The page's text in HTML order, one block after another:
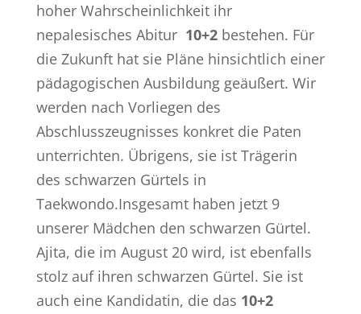
hoher Wahrscheinlichkeit ihr
nepalesisches Abitur 10+2bestehen. Für
die Zukunft hat sie Pläne hinsichtlich einer
pädagogischen Ausbildung geäußert. Wir
werden nach Vorliegen des
Abschlusszeugnisses konkret die Paten
unterrichten. Übrigens, sie ist Trägerin
des schwarzen Gürtels in
Taekwondo.Insgesamt haben jetzt 9
unserer Mädchen den schwarzen Gürtel.
Ajita, die im August 20 wird, ist ebenfalls
stolz auf ihren schwarzen Gürtel. Sie ist
auch eine Kandidatin, die das 10+2